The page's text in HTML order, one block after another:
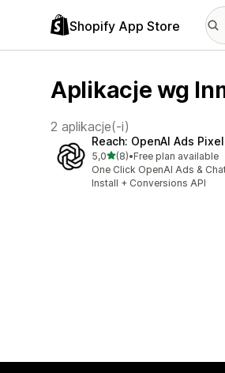
Shopify App Store
Aplikacje wg
2 aplikacje(-i)
Reach: OpenAI Ads Pixel
5,0na 5 gwiazdek
(8)
Łączna liczba recenzji: 8
•Free plan available
One Click OpenAI Ads &
Install + Conversions API